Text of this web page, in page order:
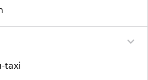
expand_more
taxi